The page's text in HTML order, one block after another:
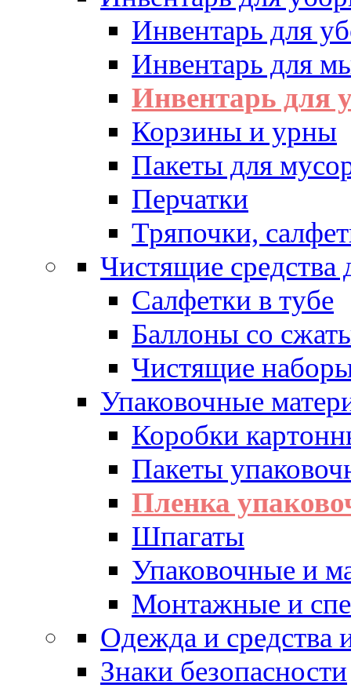
Инвентарь для
Инвентарь для
Инвентарь для
Корзины и урны
Пакеты для
Перчатки
Тряпочки,
Чистящие средства
Салфетки в тубе
Баллоны со
Чистящие
Упаковочные
Коробки
Пакеты
Пленка
Шпагаты
Упаковочные и
Монтажные и
Одежда и средства
Знаки безопасности